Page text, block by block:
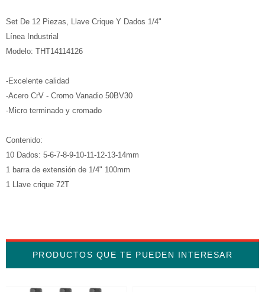
Set De 12 Piezas, Llave Crique Y Dados 1/4"
Línea Industrial
Modelo: THT14114126
-Excelente calidad
-Acero CrV - Cromo Vanadio 50BV30
-Micro terminado y cromado
Contenido:
10 Dados: 5-6-7-8-9-10-11-12-13-14mm
1 barra de extensión de 1/4" 100mm
1 Llave crique 72T
PRODUCTOS QUE TE PUEDEN INTERESAR